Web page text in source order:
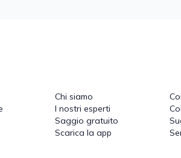
Chi siamo
I nostri esperti
Saggio gratuito
Scarica la app